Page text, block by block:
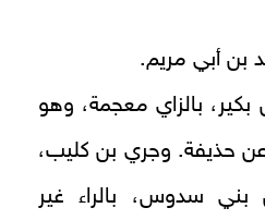
بن أبي مريم.
بالزاي معجمة، وهو
حذيفة. وجري بن كليب،
سدوس، بالراء غير